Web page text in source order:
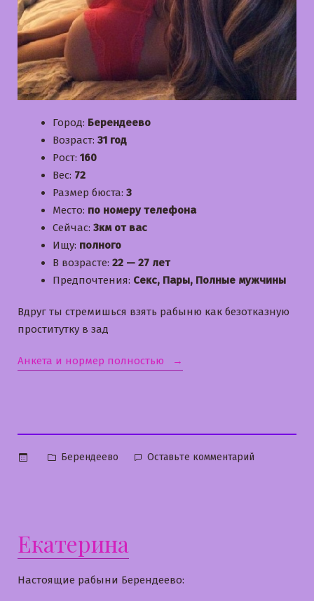
Город: Берендеево
Возраст: 31 год
Рост: 160
Вес: 72
Размер бюста: 3
Место: по номеру телефона
Сейчас: 3км от вас
Ищу: полного
В возрасте: 22 — 27 лет
Предпочтения: Секс, Пары, Полные мужчины
Вдруг ты стремишься взять рабыню как безотказную
проститутку в зад
Анкета и нормер полностью «Света»
Опубликовано
Берендеево Оставьте комментарий
Екатерина
Настоящие рабыни Берендеево: